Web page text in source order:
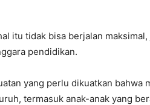
itu tidak bisa berjalan
pendidikan.
yang perlu dikuatkan bahwa
termasuk anak-anak yang